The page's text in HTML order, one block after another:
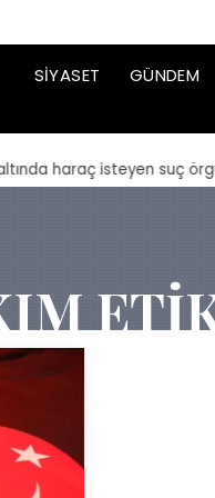
SIYASET GÜNDEM
isteyen suç örgütüne